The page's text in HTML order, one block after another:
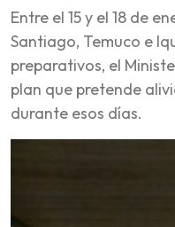
Entre el 15 y el 18 de
Santiago, Temuco e
preparativos, el
plan que pretende
durante esos días.